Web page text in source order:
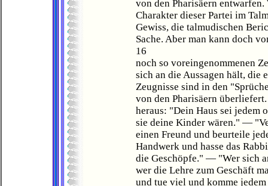
von den Pharisäern
Charakter dieser Partei im
Gewiss, die talmudischen
Sache. Aber man kann doch
16
noch so voreingenommenen
sich an die Aussagen hält, die
Zeugnisse sind in den
von den Pharisäern
heraus: "Dein Haus sei jedem
sie deine Kinder wären." —
einen Freund und beurteile
Handwerk und hasse das
die Geschöpfe." — "Wer sich
wer die Lehre zum Geschäft
und tue viel und komme